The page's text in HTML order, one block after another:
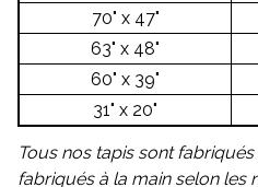
70" x 47"
63" x 48"
60" x 39"
31" x 20"
Tous nos tapis sont
fabriqués à la main selon les